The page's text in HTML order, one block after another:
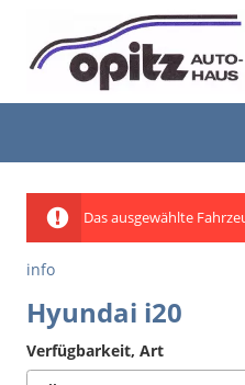
Das ausgewählte
info
Hyundai i20
Verfügbarkeit, Art